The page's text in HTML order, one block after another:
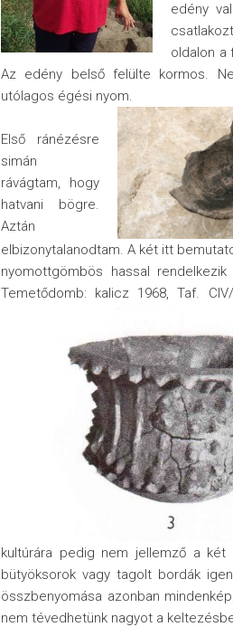
edény
oldalon a
Az edény belső felülte kormos.
utólagos égési nyom.
Első ránézésre
simán
rávágtam, hogy
hatvani bögre.
Aztán
elbizonytalanodtam. A két itt
nyomottgömbös hassal rendelkezik
Temetődomb: kalicz 1968, Taf.
kultúrára pedig nem jellemző a
bütyöksorok vagy tagolt bordák
összbenyomása azonban
nem tévedhetünk nagyot a